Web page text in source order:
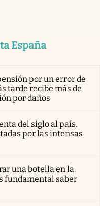
España
por un error de
tarde recibe más de
por daños
del siglo al país.
por las intensas
una botella en la
fundamental saber